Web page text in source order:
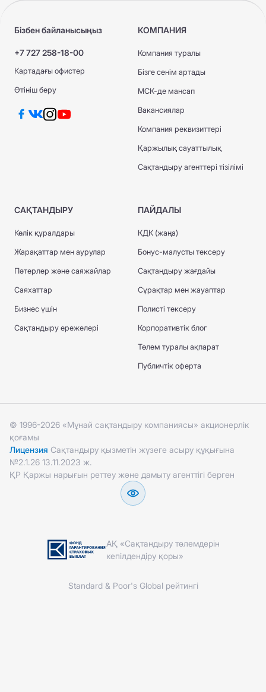
Бізбен байланысыңыз
+7 727 258-18-00
Картадағы офистер
Өтініш беру
КОМПАНИЯ
Компания туралы
Бізге сенім артады
МСК-де мансап
Вакансиялар
Компания реквизиттері
Қаржылық сауаттылық
Сақтандыру агенттері тізілімі
САҚТАНДЫРУ
Көлік құралдары
Жарақаттар мен аурулар
Пәтерлер және саяжайлар
Саяхаттар
Бизнес үшін
Сақтандыру ережелері
ПАЙДАЛЫ
КДК (жаңа)
Бонус-малусты тексеру
Сақтандыру жағдайы
Сұрақтар мен жауаптар
Полисті тексеру
Корпоративтік блог
Төлем туралы ақпарат
Публичтік оферта
© 1996-2026 «Мұнай сақтандыру компаниясы» акционерлік
қоғамы
Лицензия Сақтандыру қызметін жүзеге асыру құқығына
№2.1.26 13.11.2023 ж.
ҚР Қаржы нарығын реттеу және дамыту агенттігі берген
АҚ «Сақтандыру төлемдерін
кепілдендіру қоры»
Standard & Poor's Global рейтингі